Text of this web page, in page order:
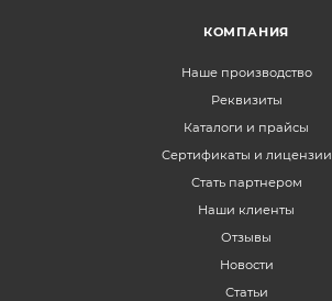
КОМПАНИЯ
Наше производство
Реквизиты
Каталоги и прайсы
Сертификаты и лицензии
Стать партнером
Наши клиенты
Отзывы
Новости
Статьи